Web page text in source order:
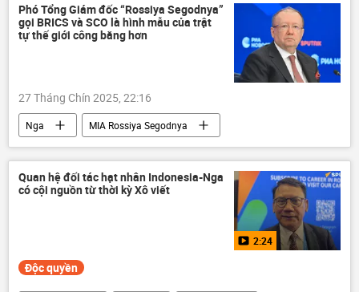
Phó Tổng Giám đốc “Rossiya Segodnya”
gọi BRICS và SCO là hình mẫu của trật
tự thế giới công bằng hơn
27 Tháng Chín 2025, 22:16
Nga
MIA Rossiya Segodnya
Alexander Yakovenko
thông tin
Tổ chức hợp tác Thượng Hải (SCO)
BRICS
Thế giới
Chính trị
Quan hệ đối tác hạt nhân Indonesia-Nga
có cội nguồn từ thời kỳ Xô viết
2:24
Độc quyền